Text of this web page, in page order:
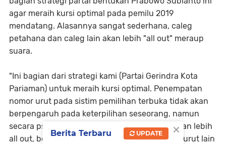
agar meraih kursi optimal pada pemilu 2019
mendatang. Alasannya sangat sederhana, caleg
petahana dan caleg lain akan lebih "all out" meraup
suara.
"Ini bagian dari strategi kami (Partai Gerindra Kota
Pariaman) untuk meraih kursi optimal. Penempatan
nomor urut pada sistim pemilihan terbuka tidak akan
berpengaruh pada keterpilihan seseorang, namun
secara psikologis tentunya calon petahana akan lebih
all out, begitu pula dengan calon pada nomor urut lain
×
Berita Terbaru UPDATE